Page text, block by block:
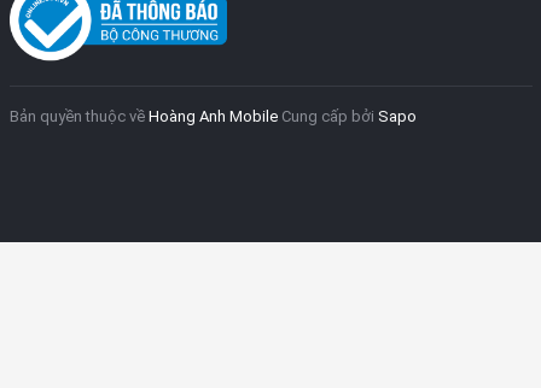
Bản quyền thuộc về Hoàng Anh Mobile Cung cấp bởi Sapo